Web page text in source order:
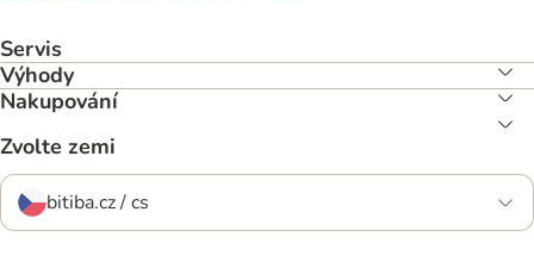
Servis
Výhody
Nakupování
Zvolte zemi
bitiba.cz / cs